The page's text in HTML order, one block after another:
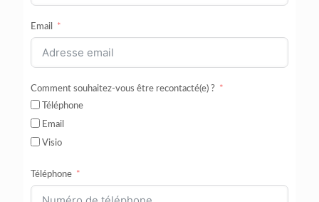
Email
Comment souhaitez-vous être recontacté(e) ?
Téléphone
Email
Visio
Téléphone